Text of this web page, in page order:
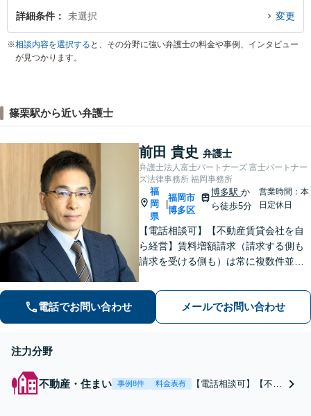
詳細条件 未選択 変更
※相談内容を選択する と、その分野に強い弁護士の料金や事例、インタビュー
が見つかります。
篠栗駅から近い弁護士
前田 貴史 弁護士
弁護士法人富士パートナーズ 富士パートナー
ズ法律事務所 福岡事務所
福
岡
県
福岡市
博多区
博多駅 か
ら徒歩5分
営業時間：本
日定休日
【電話相談可】【不動産賃貸会社を自
ら経営】賃料増額請求（請求する側も
請求を受ける側も）は常に複数件並行
も多数あります【顧問先企業60社超】
企業法務／不動産会社・不動産オーナ
ー様のご相談もお任せください
電話でお問い合わせ メールでお問い合わせ
注力分野
不動産・住まい 事例8件 料金表有
【電話相談可】【不動